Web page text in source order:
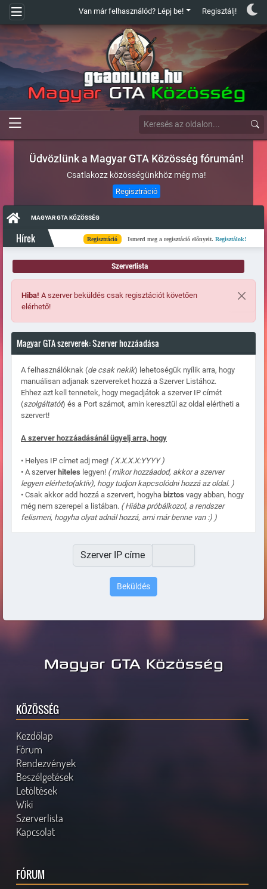
Van már felhasználód? Lépj be! Regisztálj!
Üdvözlünk a Magyar GTA Közösség fórumán!
Csatlakozz közösségünkhöz még ma!
Regisztráció
MAGYAR GTA KÖZÖSSÉG
Hírek Regisztráció Ismerd meg a regisztáció előnyeit.Regisztálok!
Szerverlista
Hiba! A szerver beküldés csak regisztációt követően
elérhető!
Magyar GTA szerverek: Szerver hozzáadása
A felhasználóknak (de csak nekik) lehetoségük nyílik arra, hogy
manuálisan adjanak szervereket hozzá a Szerver Listához.
Ehhez azt kell tennetek, hogy megadjátok a szerver IP címét
(szolgáltatót) és a Port számot, amin keresztül az oldal elértheti a
szervert!
A szerver hozzáadásánál ügyelj arra, hogy
• Helyes IP címet adj meg! ( X.X.X.X:YYYY )
• A szerverhiteles legyen! ( mikor hozzáadod, akkor a szerver
legyen elérheto(aktív), hogy tudjon kapcsolódni hozzá az oldal. )
• Csak akkor add hozzá a szervert, hogyha biztos vagy abban, hogy
még nem szerepel a listában. ( Hiába próbálkozol, a rendszer
felismeri, hogyha olyat adnál hozzá, ami már benne van :) )
Szerver IP címe
Magyar GTA Közösség
KÖZÖSSÉG
Kezdőlap
Fórum
Rendezvények
Beszélgetések
Letöltések
Wiki
Szerverlista
Kapcsolat
FÓRUM